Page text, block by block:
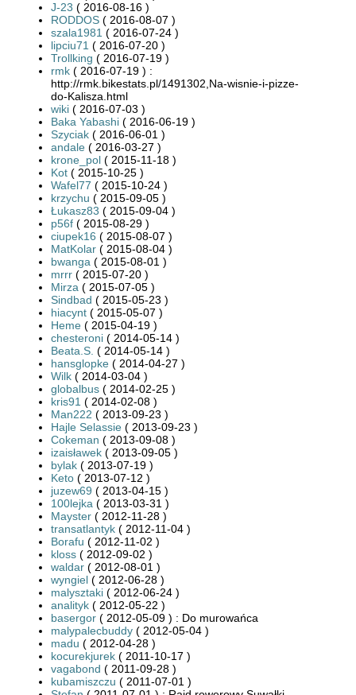
J-23 ( 2016-08-16 )
RODDOS ( 2016-08-07 )
szala1981 ( 2016-07-24 )
lipciu71 ( 2016-07-20 )
Trollking ( 2016-07-19 )
rmk ( 2016-07-19 ) :
http://rmk.bikestats.pl/1491302,Na-wisnie-i-pizze-
do-Kalisza.html
wiki ( 2016-07-03 )
Baka Yabashi ( 2016-06-19 )
Szyciak ( 2016-06-01 )
andale ( 2016-03-27 )
krone_pol ( 2015-11-18 )
Kot ( 2015-10-25 )
Wafel77 ( 2015-10-24 )
krzychu ( 2015-09-05 )
Łukasz83 ( 2015-09-04 )
p56f ( 2015-08-29 )
ciupek16 ( 2015-08-07 )
MatKolar ( 2015-08-04 )
bwanga ( 2015-08-01 )
mrrr ( 2015-07-20 )
Mirza ( 2015-07-05 )
Sindbad ( 2015-05-23 )
hiacynt ( 2015-05-07 )
Heme ( 2015-04-19 )
chesteroni ( 2014-05-14 )
Beata.S. ( 2014-05-14 )
hansglopke ( 2014-04-27 )
Wilk ( 2014-03-04 )
globalbus ( 2014-02-25 )
kris91 ( 2014-02-08 )
Man222 ( 2013-09-23 )
Hajle Selassie ( 2013-09-23 )
Cokeman ( 2013-09-08 )
izaisławek ( 2013-09-05 )
bylak ( 2013-07-19 )
Keto ( 2013-07-12 )
juzew69 ( 2013-04-15 )
100lejka ( 2013-03-31 )
Mayster ( 2012-11-28 )
transatlantyk ( 2012-11-04 )
Borafu ( 2012-11-02 )
kloss ( 2012-09-02 )
waldar ( 2012-08-01 )
wyngiel ( 2012-06-28 )
malysztaki ( 2012-06-24 )
analityk ( 2012-05-22 )
basergor ( 2012-05-09 ) : Do murowańca
malypalecbuddy ( 2012-05-04 )
madu ( 2012-04-28 )
kocurekjurek ( 2011-10-17 )
vagabond ( 2011-09-28 )
kubamiszczu ( 2011-07-01 )